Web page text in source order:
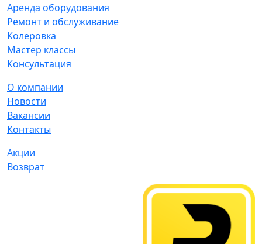
Аренда оборудования
Ремонт и обслуживание
Колеровка
Мастер классы
Консультация
О компании
Новости
Вакансии
Контакты
Акции
Возврат